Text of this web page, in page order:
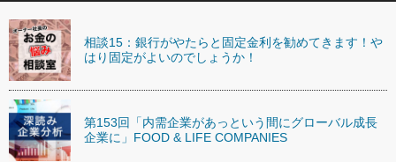
相談15：銀行がやたらと固定金利を勧めてきます！や
はり固定がよいのでしょうか！
第153回「内需企業があっという間にグローバル成長
企業に」FOOD & LIFE COMPANIES